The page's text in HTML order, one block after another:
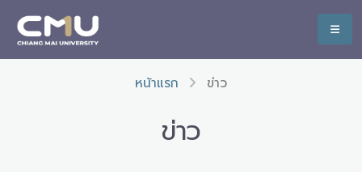
หน้าแรก ข่าว
ข่าว